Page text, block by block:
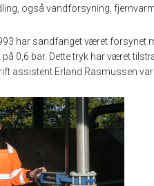
også vandforsyning,
har sandfanget været forsynet
0,6 bar. Dette tryk har været
assistent Erland Rasmussen